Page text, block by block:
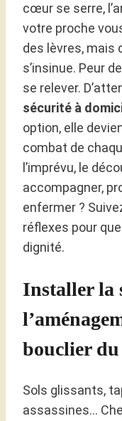
cœur se serre,
votre proche
des lèvres, mais
s’insinue. Peur
se relever.
sécurité à
option, elle
combat de
l’imprévu, le
accompagner,
enfermer ?
réflexes pour
dignité.
Installer la
bouclier
Sols glissants,
assassines…